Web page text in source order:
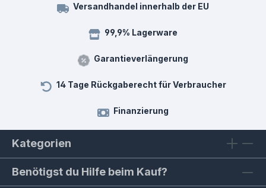
Versandhandel innerhalb der EU
99,9% Lagerware
Garantieverlängerung
14 Tage Rückgaberecht für Verbraucher
Finanzierung
Kategorien
Benötigst du Hilfe beim Kauf?